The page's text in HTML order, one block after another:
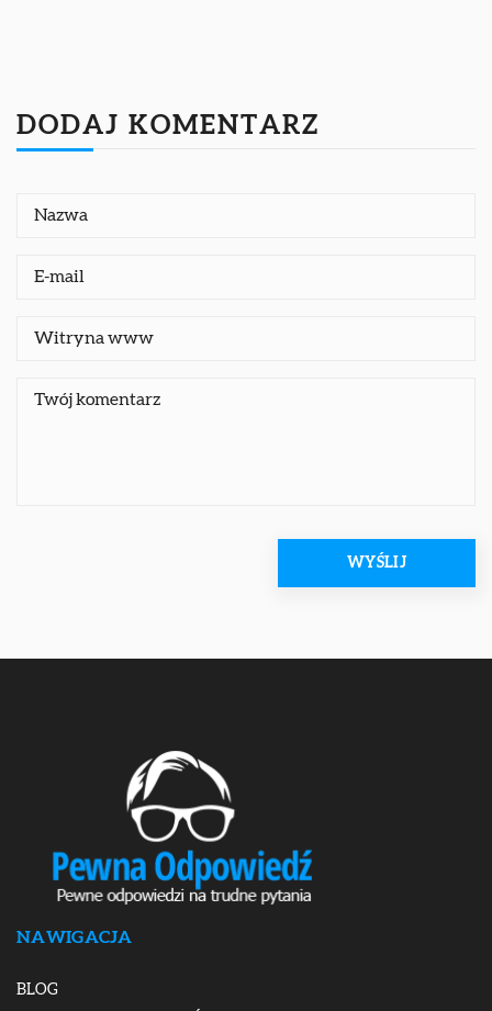
DODAJ KOMENTARZ
NAWIGACJA
BLOG